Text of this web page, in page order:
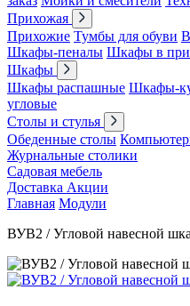
Прихожая
Прихожие Тумбы для обуви
Шкафы-пеналы Шкафы в
Шкафы
Шкафы распашные Шкафы-
угловые
Столы и стулья
Обеденные столы
Журнальные столики
Садовая мебель
Доставка Акции
Главная Модули
ВУВ2 / Угловой навесной